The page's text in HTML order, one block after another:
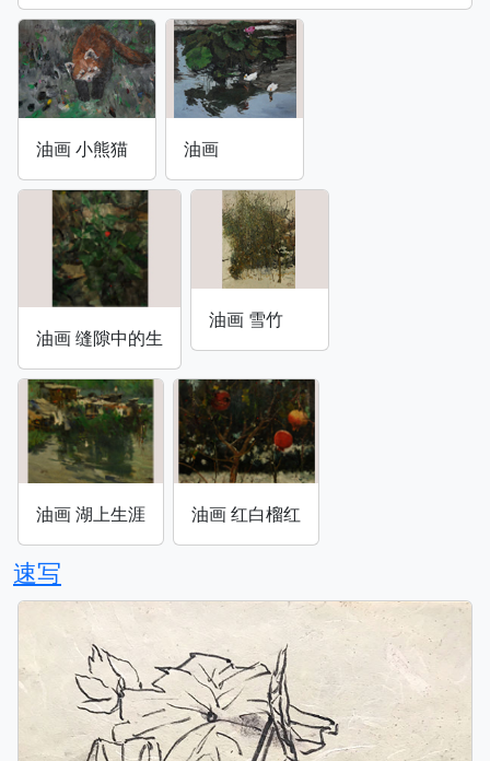
油画 小熊猫 油画
油画 缝隙中的生
油画 雪竹
油画 湖上生涯 油画 红白榴红
速写